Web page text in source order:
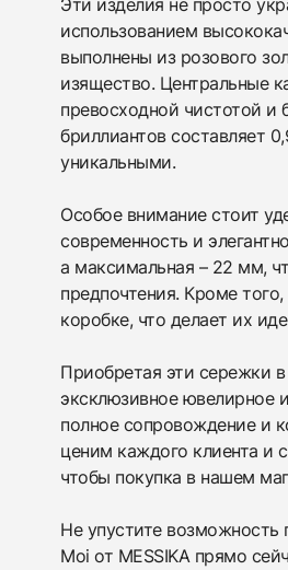
Эти изделия не просто
использованием
выполнены из розового
изящество. Центральные
превосходной чистотой и
бриллиантов составляет
уникальными.
Особое внимание стоит
современность и
а максимальная – 22 мм,
предпочтения. Кроме
коробке, что делает их
Приобретая эти сережки
эксклюзивное ювелирное
полное сопровождение и
ценим каждого клиента и
чтобы покупка в нашем
Не упустите возможность
Moi от MESSIKA прямо